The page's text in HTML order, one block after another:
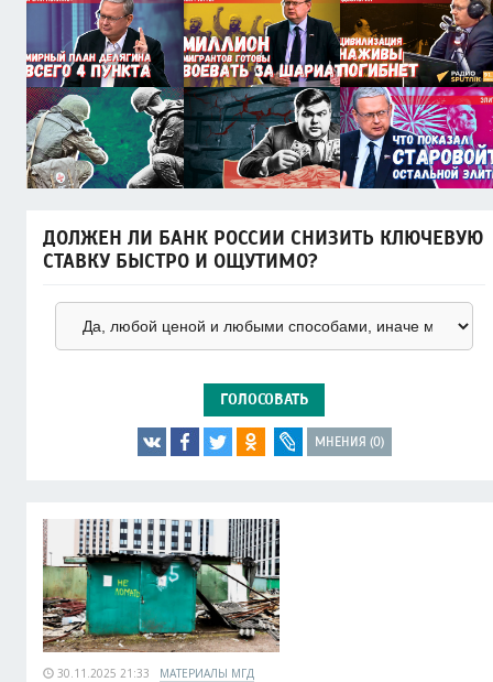
ДОЛЖЕН ЛИ БАНК РОССИИ СНИЗИТЬ КЛЮЧЕВУЮ
СТАВКУ БЫСТРО И ОЩУТИМО?
ГОЛОСОВАТЬ
МНЕНИЯ (0)
30.11.2025 21:33 МАТЕРИАЛЫ МГД